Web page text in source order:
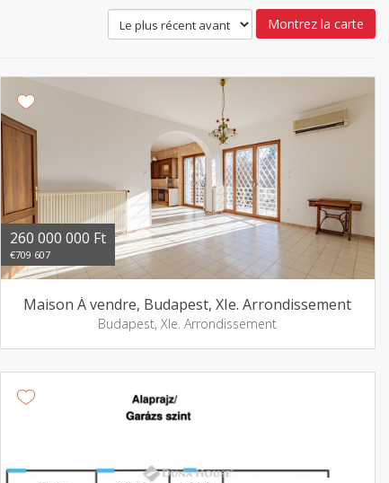
Montrez la carte
260 000 000 Ft
€709 607
Maison Á vendre, Budapest, XIe. Arrondissement
Budapest, XIe. Arrondissement